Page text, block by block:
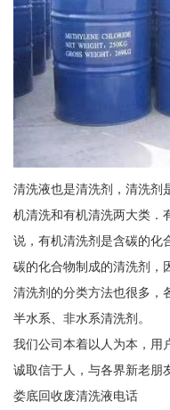
清洗液也是清洗剂，清洗剂
机清洗和有机清洗两大类．
说，有机清洗剂是含碳的化
碳的化合物制成的清洗剂，
清洗剂的分类方法也很多，
半水系、非水系清洗剂。
我们公司本着以人为本，用
诚取信于人，与各界新老朋
娄底回收废清洗液电话